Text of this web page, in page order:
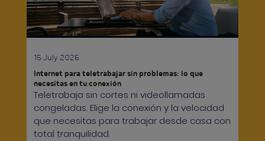
15 July 2026
Internet para teletrabajar sin problemas: lo que
necesitas en tu conexión
Teletrabaja sin cortes ni videollamadas
congeladas. Elige la conexión y la velocidad
que necesitas para trabajar desde casa con
total tranquilidad.